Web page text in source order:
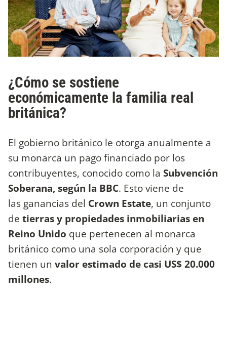
¿Cómo se sostiene
económicamente la familia real
británica?
El gobierno británico le otorga anualmente a
su monarca un pago financiado por los
contribuyentes, conocido como la Subvención
Soberana, según la BBC. Esto viene de
las ganancias del Crown Estate, un conjunto
de tierras y propiedades inmobiliarias en
Reino Unido que pertenecen al monarca
británico como una sola corporación y que
tienen un valor estimado de casi US$ 20.000
millones.